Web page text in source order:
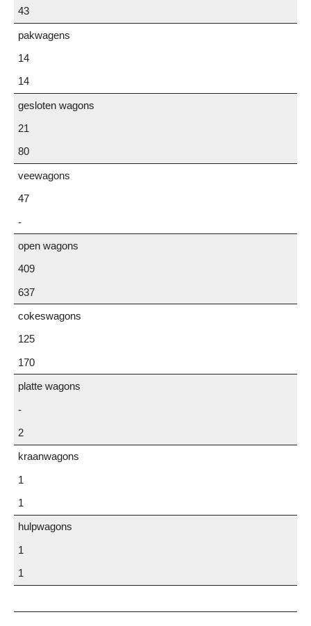
43
pakwagens
14
14
gesloten wagons
21
80
veewagons
47
-
open wagons
409
637
cokeswagons
125
170
platte wagons
-
2
kraanwagons
1
1
hulpwagons
1
1